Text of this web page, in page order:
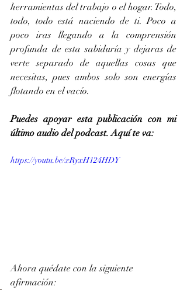
herramientas del trabajo o el hogar. Todo,
todo, todo está naciendo de ti. Poco a
poco iras llegando a la comprensión
profunda de esta sabiduría y dejaras de
verte separado de aquellas cosas que
necesitas, pues ambos solo son energías
flotando en el vacío.
Puedes apoyar esta publicación con mi
último audio del podcast. Aquí te va:
https://youtu.be/xRyxH124HDY
Ahora quédate con la siguiente
afirmación: